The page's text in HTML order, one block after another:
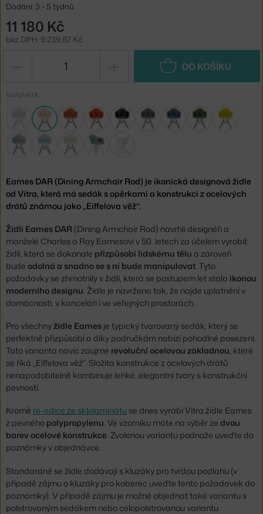
Dodání: 3 - 5 týdnů
11 180 Kč
bez DPH: 9 239,67 Kč
DO KOŠÍKU
VARIANTA
Eames DAR (Dining Armchair Rod) je ikonická designová židle
od Vitra, která má sedák s opěrkami a konstrukci z ocelových
drátů známou jako „Eiffelova věž“.
Židli Eames DAR (Dining Armchair Rod) navrhli designéři a
manželé Charles a Ray Eamesovi v 50. letech za účelem vyrobit
židli, která se dokonale přizpůsobí lidskému tělu a zároveň
bude odolná a snadno se s ní bude manipulovat. Tyto
požadavky se zhmotnily v židli, která se postupem let stala ikonou
moderního designu. Židle je navržena tak, že najde uplatnění v
domácnosti, v kanceláři i ve veřejných prostorách.
Pro všechnyžidle Eames je typický tvarovaný sedák, který se
perfektně přizpůsobí a díky područkám nabízí pohodlné posezení.
Tato varianta navíc zaujme revoluční ocelovou základnou, které
se říká „Eiffelova věž“. Složitá konstrukce z ocelových drátů
nenapodobitelně kombinuje lehké, elegantní tvary s konstrukční
pevností.
Kromě re-edice ze sklolaminátu se dnes vyrábí Vitra židle Eames
z pevného polypropylenu. Ve vzorníku máte na výběr ze dvou
barev ocelové konstrukce. Zvolenou variantu podnože uveďte do
poznámky v objednávce.
Standardně se židle dodávají s kluzáky pro tvrdou podlahu (v
případě zájmu o kluzáky pro koberec uveďte tento požadavek do
poznámky). V případě zájmu je možné objednat také variantu s
polstrovaným sedákem nebo celopolstrovanou variantu.